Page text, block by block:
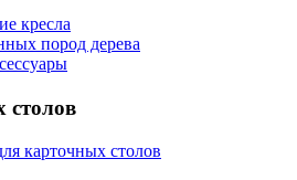
кресла
пород дерева
столов
карточных столов